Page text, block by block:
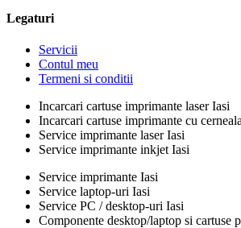
Legaturi
Servicii
Contul meu
Termeni si conditii
Incarcari cartuse imprimante laser Iasi
Incarcari cartuse imprimante cu
Service imprimante laser Iasi
Service imprimante inkjet Iasi
Service imprimante Iasi
Service laptop-uri Iasi
Service PC / desktop-uri Iasi
Componente desktop/laptop si cartuse